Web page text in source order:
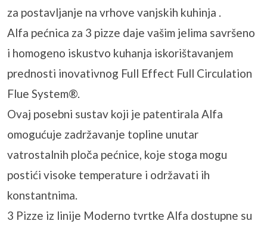
za postavljanje na vrhove vanjskih kuhinja .
Alfa pećnica za 3 pizze daje vašim jelima savršeno
i homogeno iskustvo kuhanja iskorištavanjem
prednosti inovativnog Full Effect Full Circulation
Flue System®.
Ovaj posebni sustav koji je patentirala Alfa
omogućuje zadržavanje topline unutar
vatrostalnih ploča pećnice, koje stoga mogu
postići visoke temperature i održavati ih
konstantnima.
3 Pizze iz linije Moderno tvrtke Alfa dostupne su